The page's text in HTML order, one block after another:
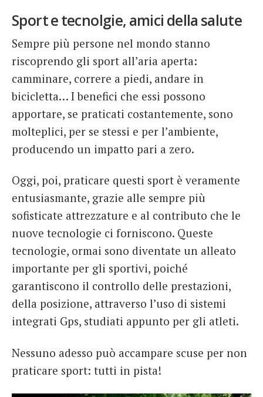
Sport e tecnolgie, amici della salute
Sempre più persone nel mondo stanno
riscoprendo gli sport all’aria aperta:
camminare, correre a piedi, andare in
bicicletta… I benefici che essi possono
apportare, se praticati costantemente, sono
molteplici, per se stessi e per l’ambiente,
producendo un impatto pari a zero.
Oggi, poi, praticare questi sport è veramente
entusiasmante, grazie alle sempre più
sofisticate attrezzature e al contributo che le
nuove tecnologie ci forniscono. Queste
tecnologie, ormai sono diventate un alleato
importante per gli sportivi, poiché
garantiscono il controllo delle prestazioni,
della posizione, attraverso l’uso di sistemi
integrati Gps, studiati appunto per gli atleti.
Nessuno adesso può accampare scuse per non
praticare sport: tutti in pista!